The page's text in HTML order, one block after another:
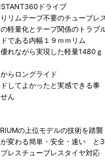
ドライブ
リムテープ不要のチューブレ
軽量化とテープ関係のトラブ
である内幅１９ｍｍリム
れながら実現した軽量1480ｇ
らロングライド
してよかったと実感できる事
ん
の上位モデルの技術を踏襲
変わる簡単・安全・速い と
レスチューブレスタイヤ対応